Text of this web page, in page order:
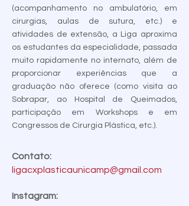
(acompanhamento no ambulatório, em
cirurgias, aulas de sutura, etc.) e
atividades de extensão, a Liga aproxima
os estudantes da especialidade, passada
muito rapidamente no internato, além de
proporcionar experiências que a
graduação não oferece (como visita ao
Sobrapar, ao Hospital de Queimados,
participação em Workshops e em
Congressos de Cirurgia Plástica, etc.).
Contato:
ligacxplasticaunicamp@gmail.com
Instagram: